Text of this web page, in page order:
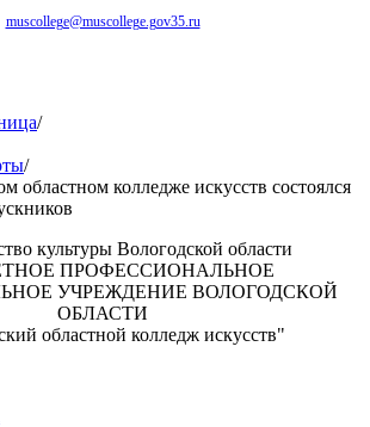
muscollege@muscollege.gov35.ru
/
/
областном колледже искусств состоялся
культуры Вологодской области
ПРОФЕССИОНАЛЬНОЕ
УЧРЕЖДЕНИЕ ВОЛОГОДСКОЙ
ОБЛАСТИ
областной колледж искусств"